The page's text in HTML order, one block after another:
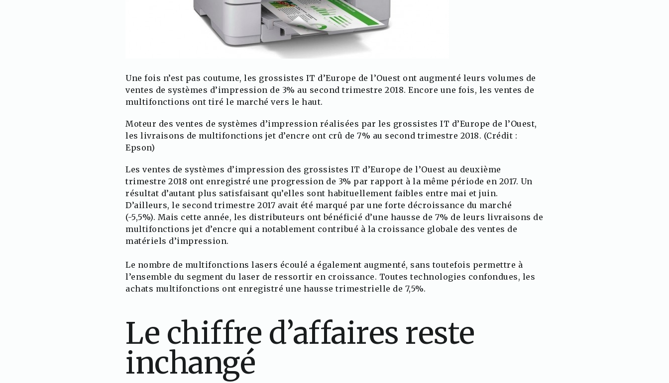
Une fois n’est pas coutume, les grossistes IT d’Europe de l’Ouest ont augmenté leurs volumes de
ventes de systèmes d’impression de 3% au second trimestre 2018. Encore une fois, les ventes de
multifonctions ont tiré le marché vers le haut.
Moteur des ventes de systèmes d’impression réalisées par les grossistes IT d’Europe de l’Ouest,
les livraisons de multifonctions jet d’encre ont crû de 7% au second trimestre 2018. (Crédit :
Epson)
Les ventes de systèmes d’impression des grossistes IT d’Europe de l’Ouest au deuxième
trimestre 2018 ont enregistré une progression de 3% par rapport à la même période en 2017. Un
résultat d’autant plus satisfaisant qu’elles sont habituellement faibles entre mai et juin.
D’ailleurs, le second trimestre 2017 avait été marqué par une forte décroissance du marché
(-5,5%). Mais cette année, les distributeurs ont bénéficié d’une hausse de 7% de leurs livraisons de
multifonctions jet d’encre qui a notablement contribué à la croissance globale des ventes de
matériels d’impression.
Le nombre de multifonctions lasers écoulé a également augmenté, sans toutefois permettre à
l’ensemble du segment du laser de ressortir en croissance. Toutes technologies confondues, les
achats multifonctions ont enregistré une hausse trimestrielle de 7,5%.
Le chiffre d’affaires reste
inchangé